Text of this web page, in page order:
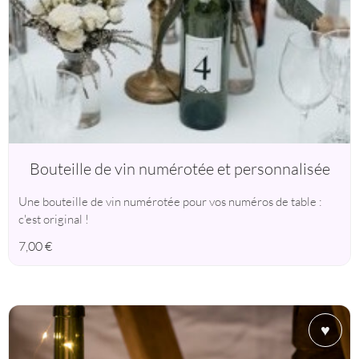
Bouteille de vin numérotée et personnalisée
Une bouteille de vin numérotée pour vos numéros de table :
c'est original !
7,00€
♥